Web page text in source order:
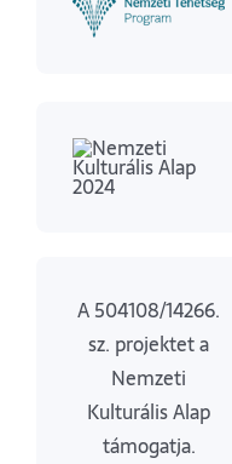
A 504108/14266.
sz. projektet a
Nemzeti
Kulturális Alap
támogatja.